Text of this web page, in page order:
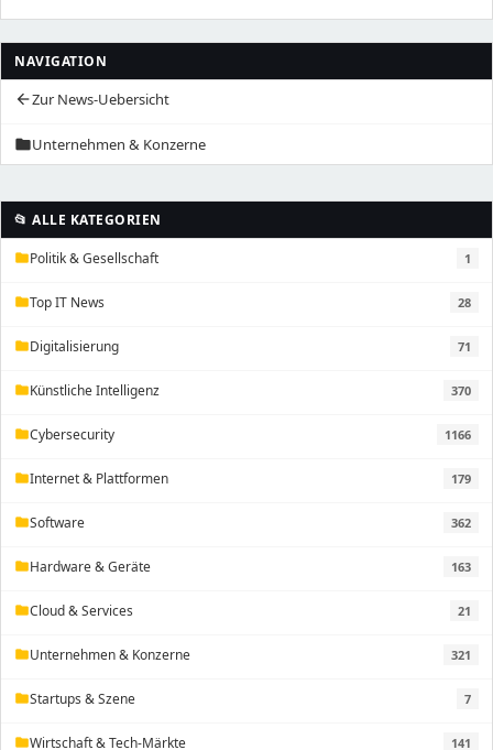
NAVIGATION
arrow_backZur News-Uebersicht
folderUnternehmen & Konzerne
📂 ALLE KATEGORIEN
folderPolitik & Gesellschaft 1
folderTop IT News 28
folderDigitalisierung 71
folderKünstliche Intelligenz 370
folderCybersecurity 1166
folderInternet & Plattformen 179
folderSoftware 362
folderHardware & Geräte 163
folderCloud & Services 21
folderUnternehmen & Konzerne 321
folderStartups & Szene 7
folderWirtschaft & Tech-Märkte 141